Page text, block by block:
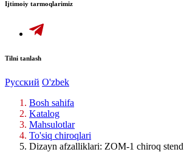
Ijtimoiy tarmoqlarimiz
Tilni tanlash
Русский O'zbek
Bosh sahifa
Katalog
Mahsulotlar
To'siq chiroqlari
Dizayn afzalliklari: ZOM-1 chiroq stend